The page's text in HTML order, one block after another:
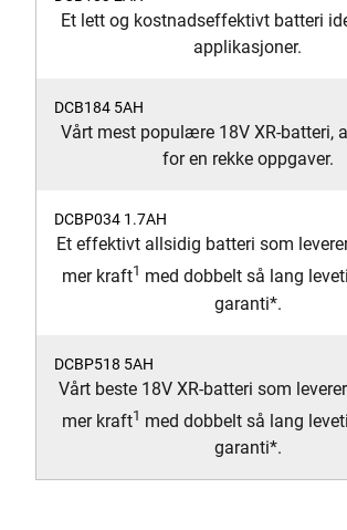
Et lett og kostnadseffektivt batteri
applikasjoner.
Vårt mest populære 18V XR-batteri,
for en rekke oppgaver.
Et effektivt allsidig batteri som
mer kraft1 med dobbelt så lang
garanti*.
Vårt beste 18V XR-batteri som
mer kraft1 med dobbelt så lang
garanti*.